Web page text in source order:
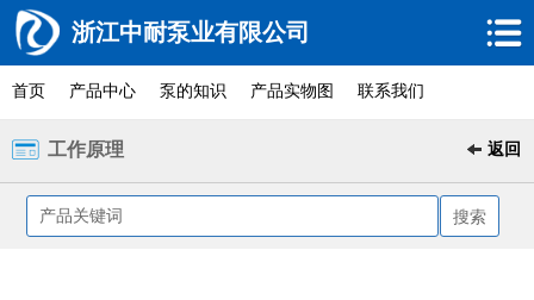
浙江中耐泵业有限公司
首页 产品中心 泵的知识 产品实物图 联系我们
工作原理 返回